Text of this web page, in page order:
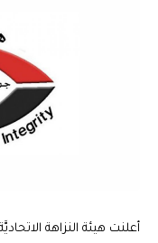
أعلنت هيئة النزاهة